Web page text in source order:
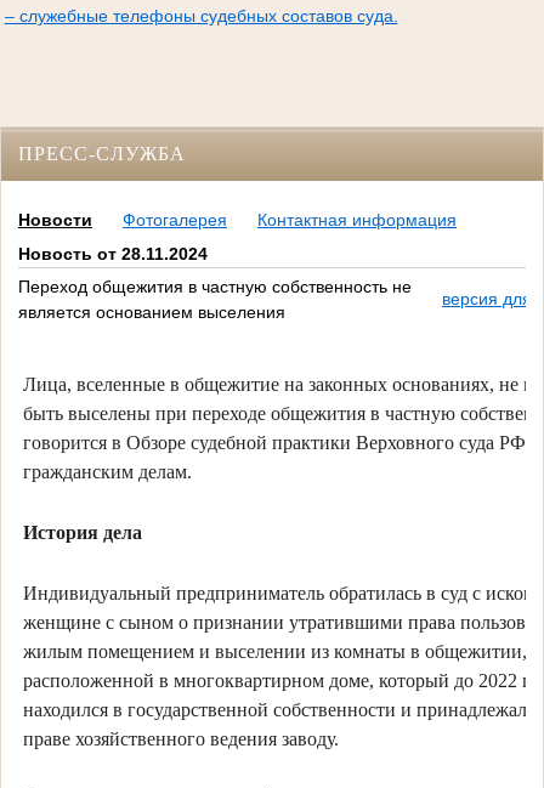
– служебные телефоны судебных составов суда.
ПРЕСС-СЛУЖБА
Новости Фотогалерея
Контактная информация
Новость от 28.11.2024
Переход общежития в частную собственность не
является основанием выселения
версия для
Лица, вселенные в общежитие на законных основаниях, не
быть выселены при переходе общежития в частную
говорится в Обзоре судебной практики Верховного суда РФ
гражданским делам.
История дела
Индивидуальный предприниматель обратилась в суд с иском
женщине с сыном о признании утратившими права
жилым помещением и выселении из комнаты в общежитии,
расположенной в многоквартирном доме, который до 2022
находился в государственной собственности и принадлежал
праве хозяйственного ведения заводу.